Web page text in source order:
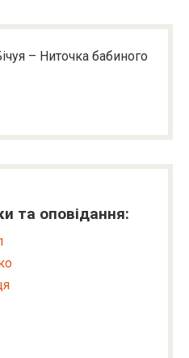
– Ниточка бабиного
та оповідання: